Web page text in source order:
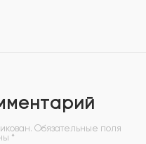
Обязательные поля
*